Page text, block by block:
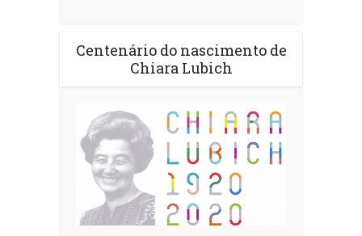
Centenário do nascimento de
Chiara Lubich